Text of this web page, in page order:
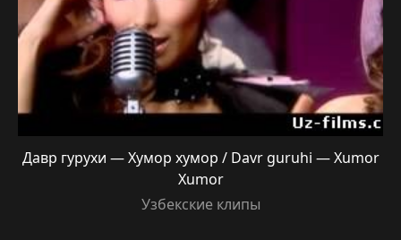
Давр гурухи — Хумор хумор / Davr guruhi — Xumor
Xumor
Узбекские клипы